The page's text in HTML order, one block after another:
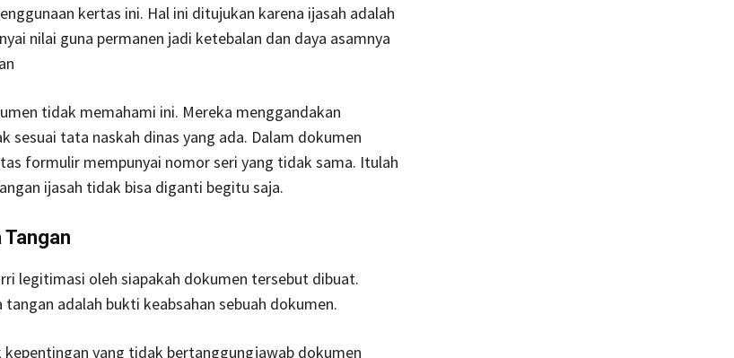
kertas ini. Hal ini ditujukan karena ijasah adalah
nilai guna permanen jadi ketebalan dan daya asamnya
tidak memahami ini. Mereka menggandakan
sesuai tata naskah dinas yang ada. Dalam dokumen
formulir mempunyai nomor seri yang tidak sama. Itulah
ijasah tidak bisa diganti begitu saja.
Tangan
legitimasi oleh siapakah dokumen tersebut dibuat.
adalah bukti keabsahan sebuah dokumen.
kepentingan yang tidak bertanggungjawab dokumen